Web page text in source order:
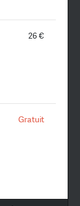
26 €
Gratuit